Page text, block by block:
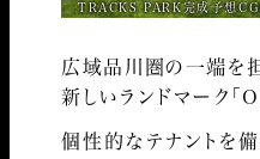
TRACKS PARK完成予想CG
広域品川圏の一端を担
新しいランドマーク 「
個性的なテナントを